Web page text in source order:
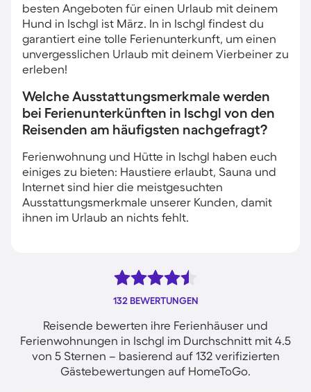
besten Angeboten für einen Urlaub mit deinem
Hund in Ischgl ist März. In in Ischgl findest du
garantiert eine tolle Ferienunterkunft, um einen
unvergesslichen Urlaub mit deinem Vierbeiner zu
erleben!
Welche Ausstattungsmerkmale werden
bei Ferienunterkünften in Ischgl von den
Reisenden am häufigsten nachgefragt?
Ferienwohnung und Hütte in Ischgl haben euch
einiges zu bieten: Haustiere erlaubt, Sauna und
Internet sind hier die meistgesuchten
Ausstattungsmerkmale unserer Kunden, damit
ihnen im Urlaub an nichts fehlt.
132 BEWERTUNGEN
Reisende bewerten ihre Ferienhäuser und
Ferienwohnungen in Ischgl im Durchschnitt mit 4.5
von 5 Sternen – basierend auf 132 verifizierten
Gästebewertungen auf HomeToGo.